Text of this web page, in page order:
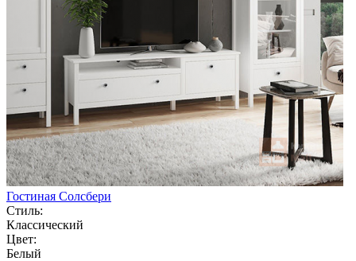
Гостиная Солсбери
Стиль:
Классический
Цвет:
Белый